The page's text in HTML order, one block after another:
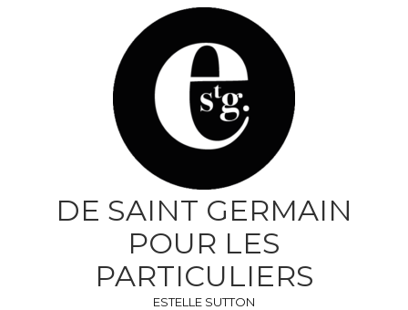
DE SAINT GERMAIN
POUR LES
PARTICULIERS
ESTELLE SUTTON